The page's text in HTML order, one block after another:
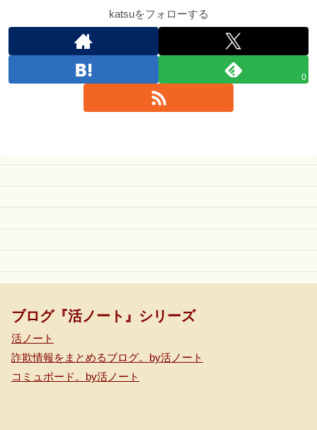
katsuをフォローする
0
ブログ『活ノート』シリーズ
活ノート
詐欺情報をまとめるブログ。by活ノート
コミュボード。by活ノート